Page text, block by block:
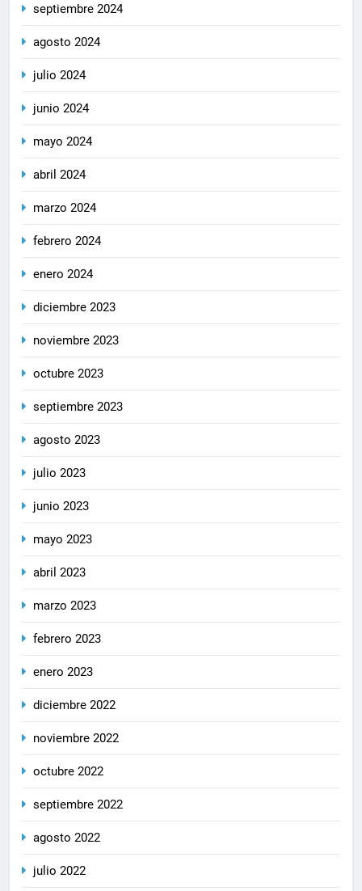
septiembre 2024
agosto 2024
julio 2024
junio 2024
mayo 2024
abril 2024
marzo 2024
febrero 2024
enero 2024
diciembre 2023
noviembre 2023
octubre 2023
septiembre 2023
agosto 2023
julio 2023
junio 2023
mayo 2023
abril 2023
marzo 2023
febrero 2023
enero 2023
diciembre 2022
noviembre 2022
octubre 2022
septiembre 2022
agosto 2022
julio 2022